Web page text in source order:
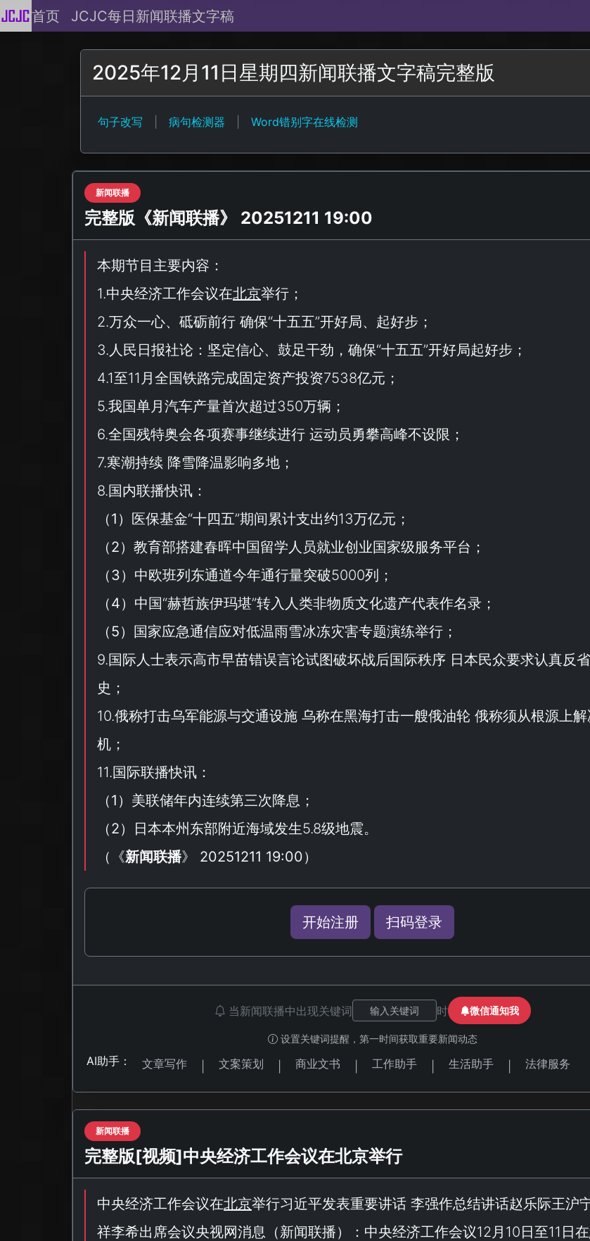
首页 JCJC每日新闻联播文字稿
2025年12月11日星期四新闻联播文字稿完整版
句子改写 病句检测器 Word错别字在线检测
新闻联播
完整版《新闻联播》 20251211 19:00
本期节目主要内容：
1.中央经济工作会议在北京举行；
2.万众一心、砥砺前行 确保“十五五”开好局、起好步；
3.人民日报社论：坚定信心、鼓足干劲，确保“十五五”开好局起好步；
4.1至11月全国铁路完成固定资产投资7538亿元；
5.我国单月汽车产量首次超过350万辆；
6.全国残特奥会各项赛事继续进行 运动员勇攀高峰不设限；
7.寒潮持续 降雪降温影响多地；
8.国内联播快讯：
（1 ）医保基金“十四五”期间累计支出约13万亿元；
（2）教育部搭建春晖中国留学人员就业创业国家级服务平台；
（3）中欧班列东通道今年通行量突破5000列；
（4）中国“赫哲族伊玛堪”转入人类非物质文化遗产代表作名录；
（5）国家应急通信应对低温雨雪冰冻灾害专题演练举行；
9.国际人士表示高市早苗错误言论试图破坏战后国际秩序 日本民众要求认真反
史；
10.俄称打击乌军能源与交通设施 乌称在黑海打击一艘俄油轮 俄称须从根源上
机；
11.国际联播快讯：
（1 ）美联储年内连续第三次降息；
（2）日本本州东部附近海域发生5.8级地震。
（ 《新闻联播》 20251211 19:00）
开始注册 扫码登录
当新闻联播中出现关键词 时 微信通知我
设置关键词提醒，第一时间获取重要新闻动态
AI助手： 文章写作 文案策划 商业文书 工作助手 生活助手 法律服务
新闻联播
完整版[视频]中央经济工作会议在北京举行
中央经济工作会议在北京举行习近平发表重要讲话 李强作总结讲话赵乐际王沪
祥李希出席会议央视网消息（新闻联播）：中央经济工作会议12月10日至11日在